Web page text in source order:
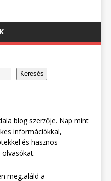
Keresés
blog szerzője. Nap mint
információkkal,
és hasznos
megtaláld a